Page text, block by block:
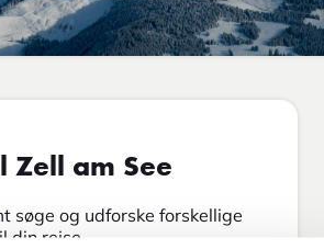
Zell am See
søge og udforske forskellige
din rejse.